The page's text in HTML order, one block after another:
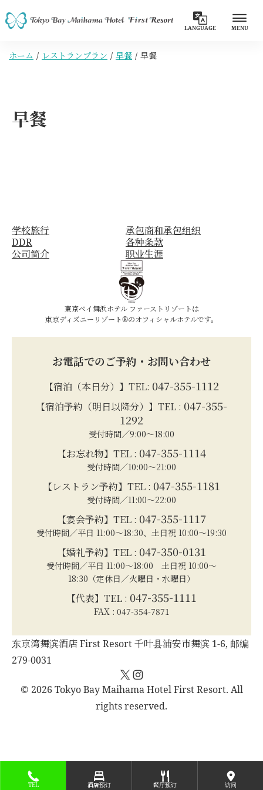
LANGUAGE MENU
ホーム レストランプラン 早餐 早餐
早餐
学校旅行
承包商和承包组织
DDR
各种条款
公司简介
职业生涯
東京ベイ舞浜ホテル ファーストリゾートは
東京ディズニーリゾート®のオフィシャルホテルです。
お電話でのご予約・お問い合わせ
【宿泊（本日分）】TEL: 047-355-1112
【宿泊予約（明日以降分）】TEL : 047-355-
1292
受付時間／9:00～18:00
【お忘れ物】TEL : 047-355-1114
受付時間／10:00～21:00
【レストラン予約】TEL : 047-355-1181
受付時間／11:00～22:00
【宴会予約】TEL : 047-355-1117
受付時間／平日 11:00～18:30、土日祝 10:00～19:30
【婚礼予約】TEL : 047-350-0131
受付時間／平日 11:00～18:00 土日祝 10:00～
18:30（定休日／火曜日・水曜日）
【代表】TEL : 047-355-1111
FAX : 047-354-7871
东京湾舞滨酒店 First Resort 千叶县浦安市舞滨 1-6, 邮编
279-0031
X Instagram
© 2026 Tokyo Bay Maihama Hotel First Resort. All
rights reserved.
TEL 酒店预订 餐厅预订 访问